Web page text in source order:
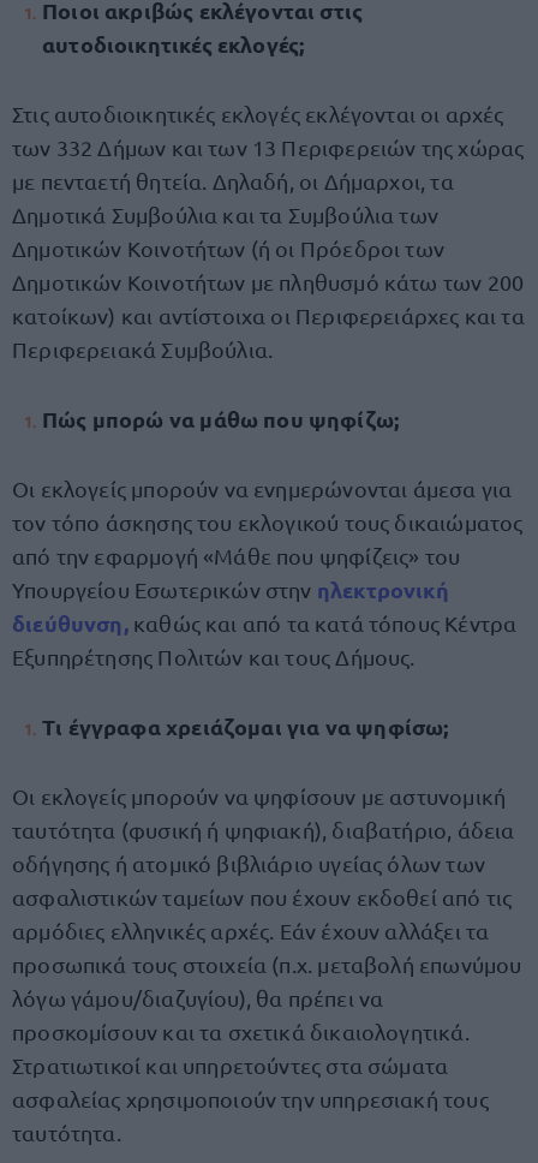
Ποιοι ακριβώς εκλέγονται στις
αυτοδιοικητικές εκλογές;
Στις αυτοδιοικητικές εκλογές εκλέγονται οι αρχές
των 332 Δήμων και των 13 Περιφερειών της χώρας
με πενταετή θητεία. Δηλαδή, οι Δήμαρχοι, τα
Δημοτικά Συμβούλια και τα Συμβούλια των
Δημοτικών Κοινοτήτων (ή οι Πρόεδροι των
Δημοτικών Κοινοτήτων με πληθυσμό κάτω των 200
κατοίκων) και αντίστοιχα οι Περιφερειάρχες και τα
Περιφερειακά Συμβούλια.
Πώς μπορώ να μάθω που ψηφίζω;
Οι εκλογείς μπορούν να ενημερώνονται άμεσα για
τον τόπο άσκησης του εκλογικού τους δικαιώματος
από την εφαρμογή «Μάθε που ψηφίζεις» του
Υπουργείου Εσωτερικών στην ηλεκτρονική
διεύθυνση,καθώς και από τα κατά τόπους Κέντρα
Εξυπηρέτησης Πολιτών και τους Δήμους.
Τι έγγραφα χρειάζομαι για να ψηφίσω;
Οι εκλογείς μπορούν να ψηφίσουν με αστυνομική
ταυτότητα (φυσική ή ψηφιακή), διαβατήριο, άδεια
οδήγησης ή ατομικό βιβλιάριο υγείας όλων των
ασφαλιστικών ταμείων που έχουν εκδοθεί από τις
αρμόδιες ελληνικές αρχές. Εάν έχουν αλλάξει τα
προσωπικά τους στοιχεία (π.χ. μεταβολή επωνύμου
λόγω γάμου/διαζυγίου), θα πρέπει να
προσκομίσουν και τα σχετικά δικαιολογητικά.
Στρατιωτικοί και υπηρετούντες στα σώματα
ασφαλείας χρησιμοποιούν την υπηρεσιακή τους
ταυτότητα.